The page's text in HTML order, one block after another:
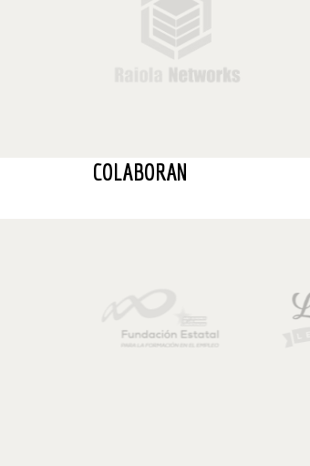
COLABORAN